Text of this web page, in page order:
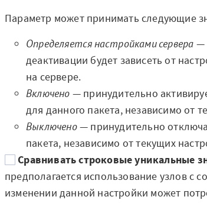
Параметр может принимать следующие
Определяется настройками сервера —
деактивации будет зависеть от
на сервере.
Включено — принудительно
для данного пакета, независимо от
Выключено— принудительно
пакета, независимо от текущих
Сравнивать строковые уникальные
предполагается использование узлов с
изменении данной настройки может